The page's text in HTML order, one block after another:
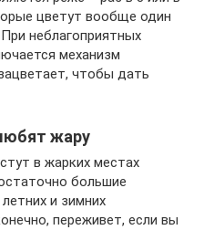
цветут вообще один
неблагоприятных
механизм
чтобы дать
жару
в жарких местах
большие
и зимних
переживет, если вы